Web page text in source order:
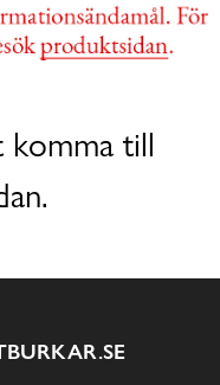
till